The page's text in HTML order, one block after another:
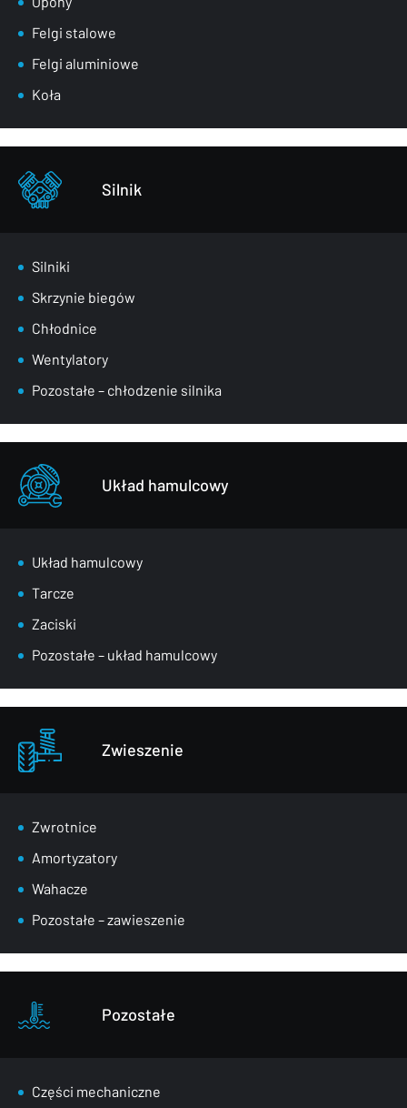
Maski
Nadkola
Pasy przednie
Zderzaki
Pozostałe – części karoserii
Felgi stalowe
Felgi aluminiowe
Koła
Silnik
Silniki
Skrzynie biegów
Chłodnice
Wentylatory
Pozostałe – chłodzenie silnika
Układ hamulcowy
Układ hamulcowy
Tarcze
Zaciski
Pozostałe – układ hamulcowy
Zwieszenie
Zwrotnice
Amortyzatory
Wahacze
Pozostałe – zawieszenie
Pozostałe
Części mechaniczne